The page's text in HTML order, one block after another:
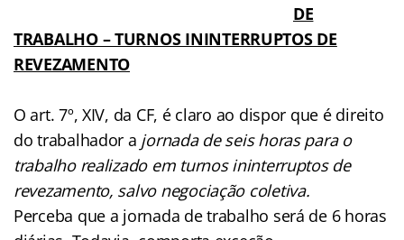
DE
TRABALHO – TURNOS ININTERRUPTOS DE
REVEZAMENTO
O art. 7º, XIV, da CF, é claro ao dispor que é direito
do trabalhador a jornada de seis horas para o
trabalho realizado em turnos ininterruptos de
revezamento, salvo negociação coletiva.
Perceba que a jornada de trabalho será de 6 horas